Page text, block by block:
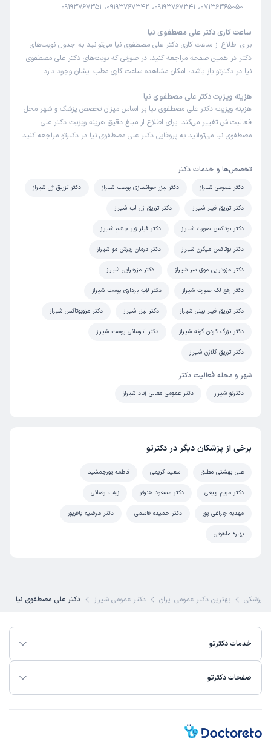
07136365050، 09193767341، 09193767342، 09193767351
ساعت کاری دکتر علی مصطفوی نیا
برای اطلاع از ساعت کاری دکتر علی مصطفوی نیا می‌توانید به جدول نوبت‌های
دکتر در همین صفحه مراجعه کنید. در صورتی که نوبت‌های دکتر علی مصطفوی
نیا در دکترتو باز باشد، امکان مشاهده ساعت کاری مطب ایشان وجود دارد.
هزینه ویزیت دکتر علی مصطفوی نیا
هزینه ویزیت دکتر علی مصطفوی نیا بر اساس میزان تخصص پزشک و شهر محل
فعالیت‌اش تغییر می‌کند. برای اطلاع از مبلغ دقیق هزینه ویزیت دکتر علی
مصطفوی نیا می‌توانید به پروفایل دکتر علی مصطفوی نیا در دکترتو مراجعه کنید.
تخصص‌ها و خدمات دکتر
دکتر عمومی شیراز دکتر لیزر جوانسازی پوست شیراز دکتر تزریق ژل شیراز
دکتر تزریق فیلر شیراز دکتر تزریق ژل لب شیراز
دکتر بوتاکس صورت شیراز دکتر فیلر زیر چشم شیراز
دکتر بوتاکس میگرن شیراز دکتر درمان ریزش مو شیراز
دکتر مزوتراپی موی سر شیراز دکتر مزوتراپی شیراز
دکتر رفع لک صورت شیراز دکتر لایه برداری پوست شیراز
دکتر تزریق فیلر بینی شیراز دکتر لیزر شیراز دکتر مزوبوتاکس شیراز
دکتر بزرگ کردن گونه شیراز دکتر آبرسانی پوست شیراز
دکتر تزریق کلاژن شیراز
شهر و محله فعالیت دکتر
دکترتو شیراز دکتر عمومی معالی آباد شیراز
برخی از پزشکان دیگر در دکترتو
علی بهشتی مطلق سعید کریمی فاطمه پورجمشید
دکتر مریم ربیعی دکتر مسعود هنرفر زینب رضائی
مهدیه چراغی پور دکتر حمیده قاسمی دکتر مرضیه باقرپور
بهاره ماهوتی
پزشکی بهترین دکتر عمومی ایران دکتر عمومی شیراز دکتر علی مصطفوی نیا
خدمات دکترتو
صفحات دکترتو